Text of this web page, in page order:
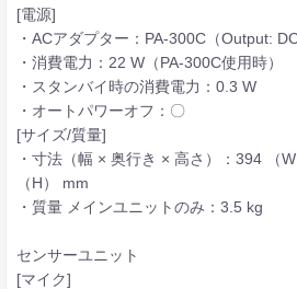
[電源]
・ACアダプター：PA-300C（Output:
・消費電力：22 W（PA-300C使用時）
・スタンバイ時の消費電力：0.3 W
・オートパワーオフ：〇
[サイズ/質量]
・寸法（幅 × 奥行き × 高さ）：394 （
（H） mm
・質量 メインユニットのみ：3.5 kg
センサーユニット
[マイク]